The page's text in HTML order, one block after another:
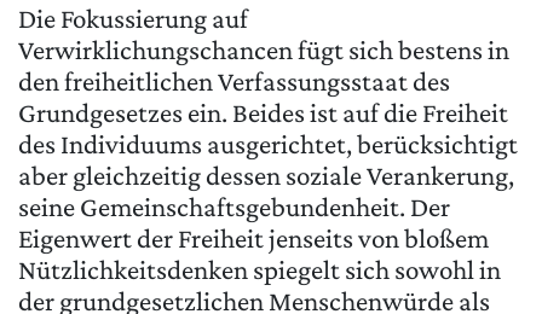
Die Fokussierung auf
Verwirklichungschancen fügt sich bestens in
den freiheitlichen Verfassungsstaat des
Grundgesetzes ein. Beides ist auf die Freiheit
des Individuums ausgerichtet, berücksichtigt
aber gleichzeitig dessen soziale Verankerung,
seine Gemeinschaftsgebundenheit. Der
Eigenwert der Freiheit jenseits von bloßem
Nützlichkeitsdenken spiegelt sich sowohl in
der grundgesetzlichen Menschenwürde als